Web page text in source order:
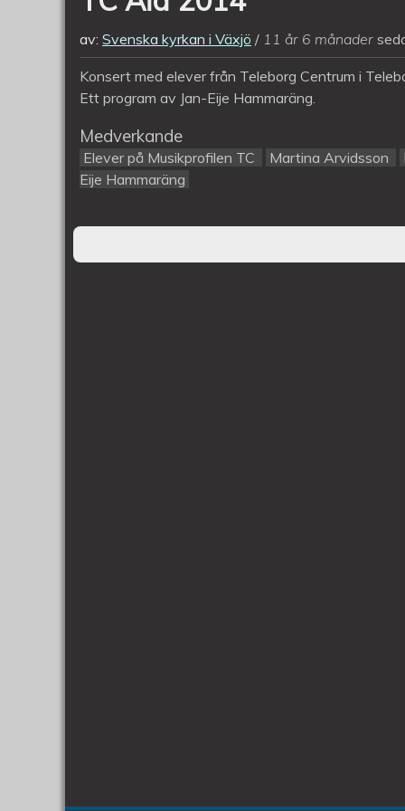
av: Svenska kyrkan i Växjö 11 år 6 månader
Konsert med elever från Teleborg Centrum i
Ett program av Jan-Eije Hammaräng.
Medverkande
Elever på Musikprofilen TC Martina Arvidsson
Eije Hammaräng